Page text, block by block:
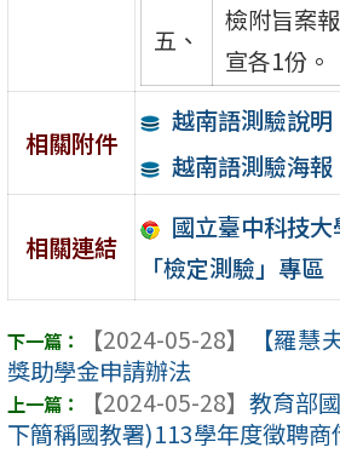
五、
檢附旨案
宣各1份。
相關附件
越南語測驗說明
越南語測驗海報
相關連結
國立臺中科技
「檢定測驗」專區
【2024-05-28】
【羅
獎助學金申請辦法
【2024-05-28】 教育部
下簡稱國教署)113學年度徵聘商